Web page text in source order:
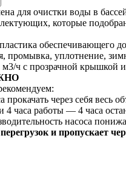
для очистки воды в
которые
обеспечивающего
промывка, уплотнение,
ч с прозрачной крышкой
через себя весь
часа работы — 4 часа
насоса
и пропускает